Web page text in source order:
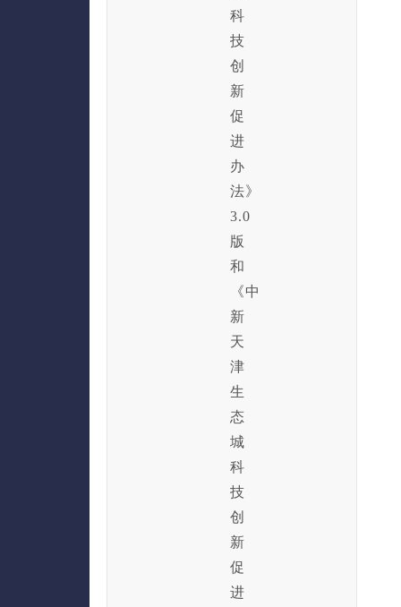
科
技
创
新
促
进
办
法》
3.0
版
和
《中
新
天
津
生
态
城
科
技
创
新
促
进